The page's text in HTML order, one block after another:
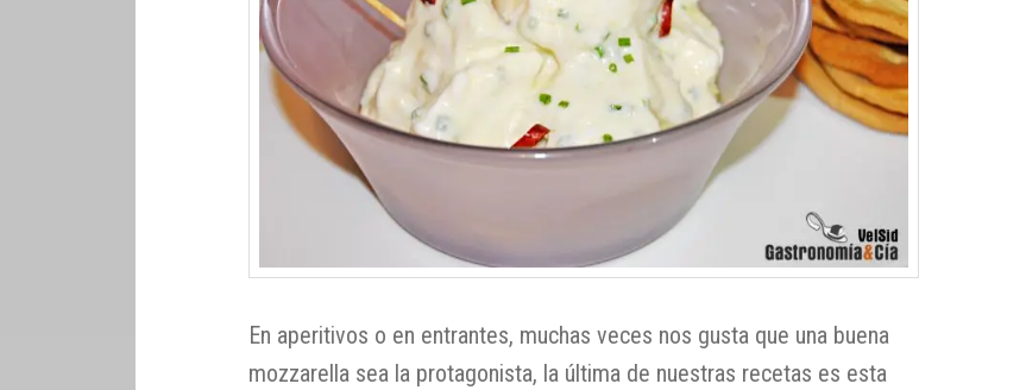
En aperitivos o en entrantes, muchas veces nos gusta que una buena
mozzarella sea la protagonista, la última de nuestras recetas es esta